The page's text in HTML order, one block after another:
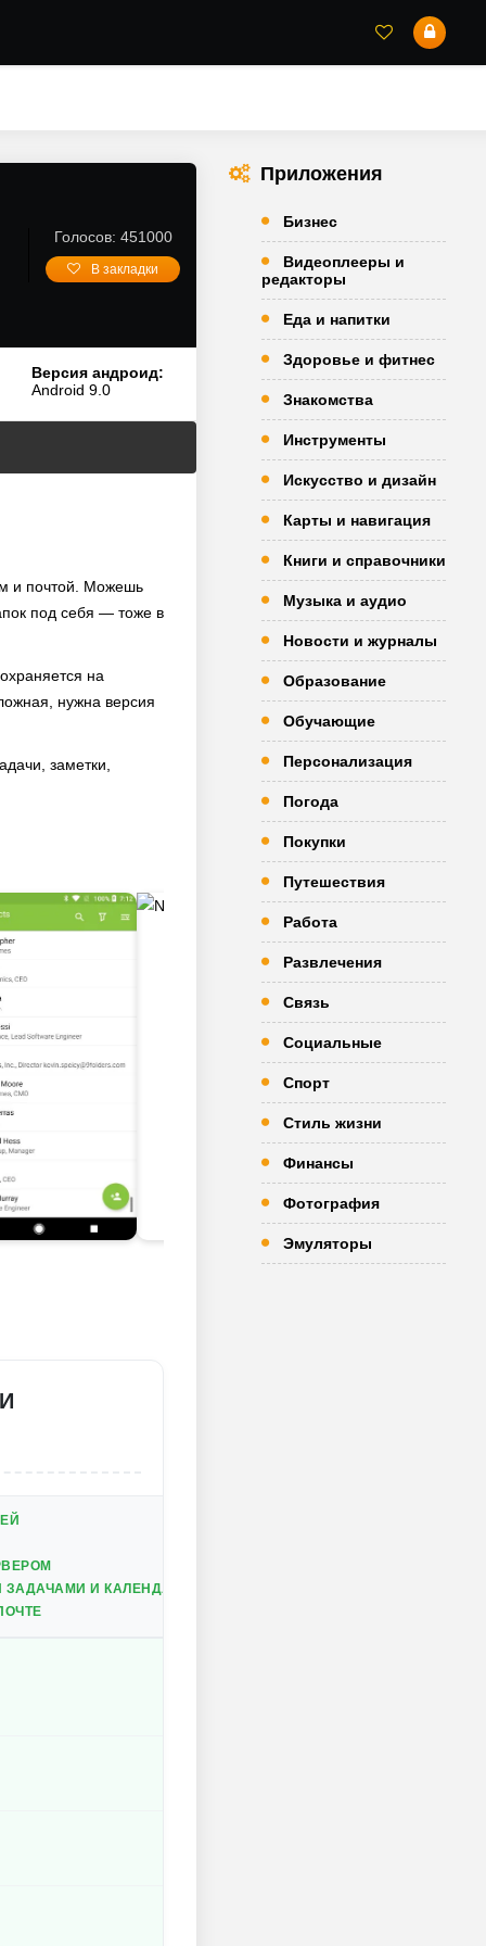
Голосов: 451000
В закладки
Версия андроид:
Android 9.0
и почтой. Можешь
под себя — тоже в
на
нужна версия
заметки,
И КАЛЕНДАРЕМ
Приложения
Бизнес
Видеоплееры и
редакторы
Еда и напитки
Здоровье и фитнес
Знакомства
Инструменты
Искусство и дизайн
Карты и навигация
Книги и справочники
Музыка и аудио
Новости и журналы
Образование
Обучающие
Персонализация
Погода
Покупки
Путешествия
Работа
Развлечения
Связь
Социальные
Спорт
Стиль жизни
Финансы
Фотография
Эмуляторы